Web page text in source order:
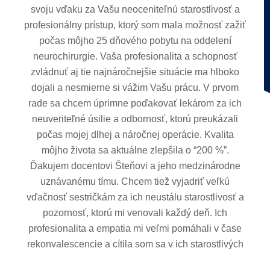
operáciu uskutočnil dňa 28.5.2024 Prof. MUDr.
Juraj Šteňo, DrSc. a tím Neurochirurgickej kliniky
LF UK a UNB s diagnózou „ zakrvácaná
kavernózna malformácia v laterálnej časti ponsu
vľavo“ Dnes, mesiac po operácii je dcéra vo veľmi
dobrom stave a s nadšením sa pripravuje na návrat
do bežného života. Je vizuálnou umelkyňou –
maliarkou, bola vybraná, okrem iných, aj Múzeom
súčasného umenia Chateau de Montsoreau vo
Francúzsku ako jediná predstaviteľka vizuálneho
umenia zo Slovenska na kultúrnu olympiádu Le
Décathlon D´Apollon, ktorú Múzeum organizuje v
súvislosti so športovou Olympiádou v Paríži. Veľká
vďaka patrí Prof. MUDr. Jurajovi Šteňovi, DrSc.,
takisto vedeniu a celej Neurochirurgickej klinike LF
UK a UNB a taktiež Vám, pán riaditeľ, a vedeniu